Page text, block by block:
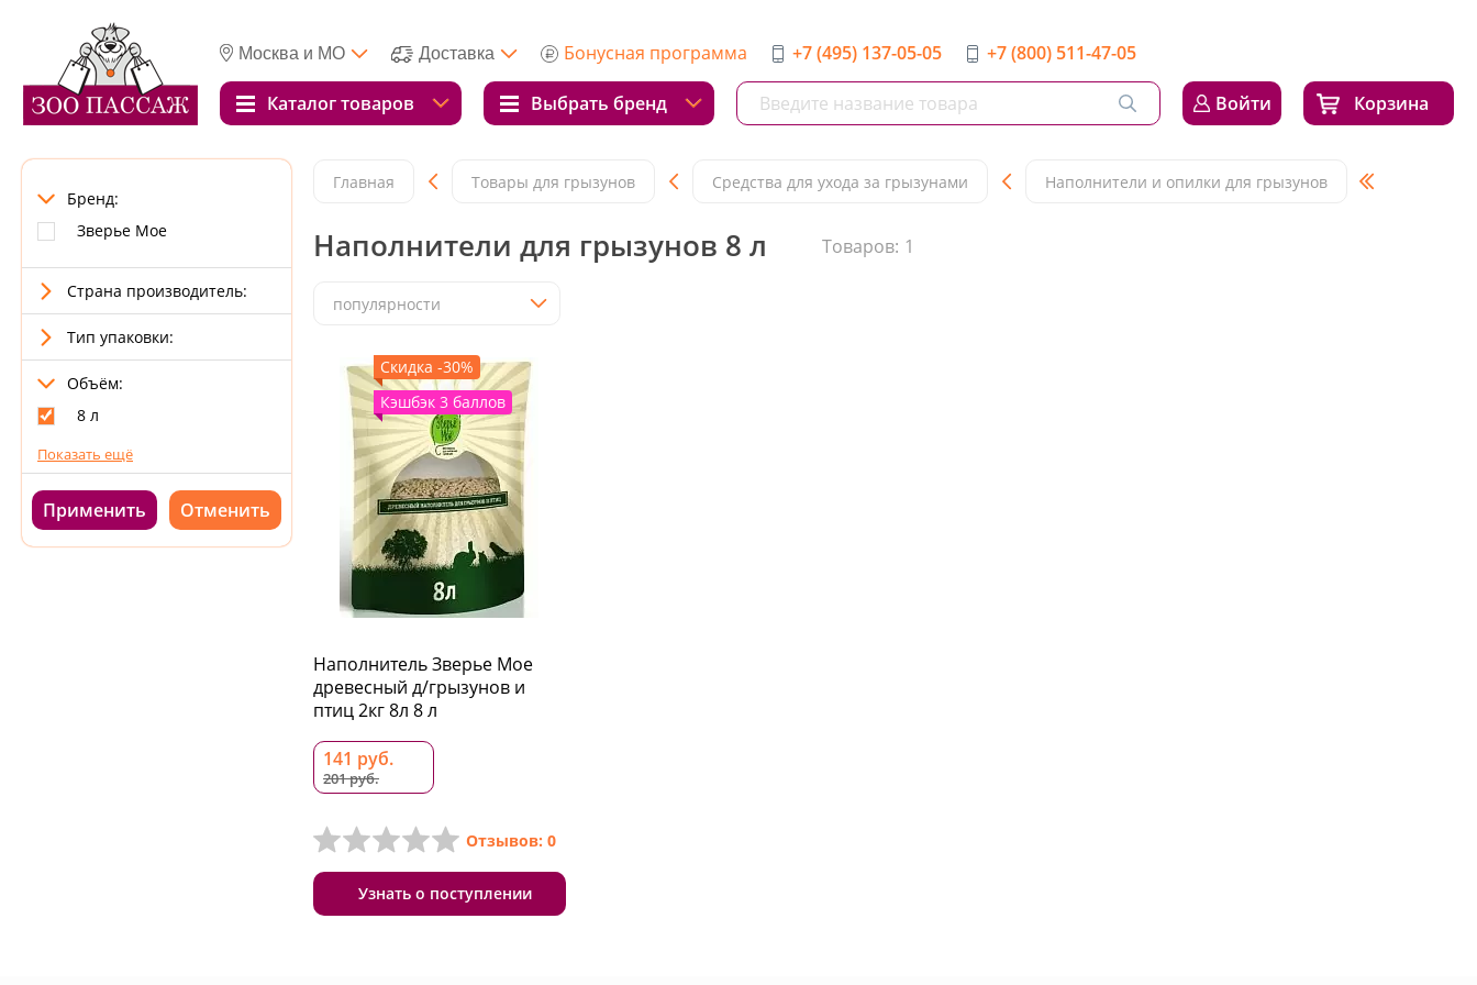
Москва и МО Доставка Бонусная программа +7 (495) 137-05-05 +7 (800) 511-47-05
Каталог товаров Выбрать бренд Войти Корзина
Бренд:
Зверье Мое
Страна производитель:
Тип упаковки:
Объём:
8 л
Показать ещё
Применить
Главная Товары для грызунов Средства для ухода за грызунами Наполнители и опилки для грызунов
Наполнители для грызунов 8 л Товаров: 1
популярности
Скидка -30%
Кэшбэк 3 баллов
Наполнитель Зверье Мое
древесный д/грызунов и
птиц 2кг 8л 8 л
141 руб.
201 руб.
Отзывов: 0
Узнать о поступлении